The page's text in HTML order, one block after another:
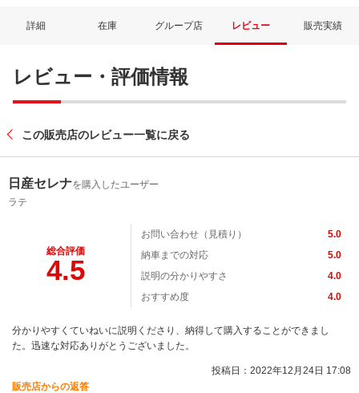
詳細 在庫 グループ店 レビュー 販売実績
レビュー・評価情報
この販売店のレビュー一覧に戻る
日産セレナを購入したユーザー
ラテ
総合評価
4.5
お問い合わせ（見積り）
5.0
納車までの対応
5.0
説明の分かりやすさ
4.0
おすすめ度
4.0
分かりやすくていねいに説明くださり、納得して購入することができまし
た。迅速な対応ありがとうございました。
投稿日：2022年12月24日 17:08
販売店からの返答